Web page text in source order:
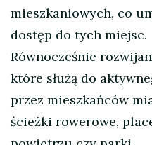
mieszkaniowych, co
dostęp do tych miejsc.
Równocześnie
które służą do
przez mieszkańców
ścieżki rowerowe,